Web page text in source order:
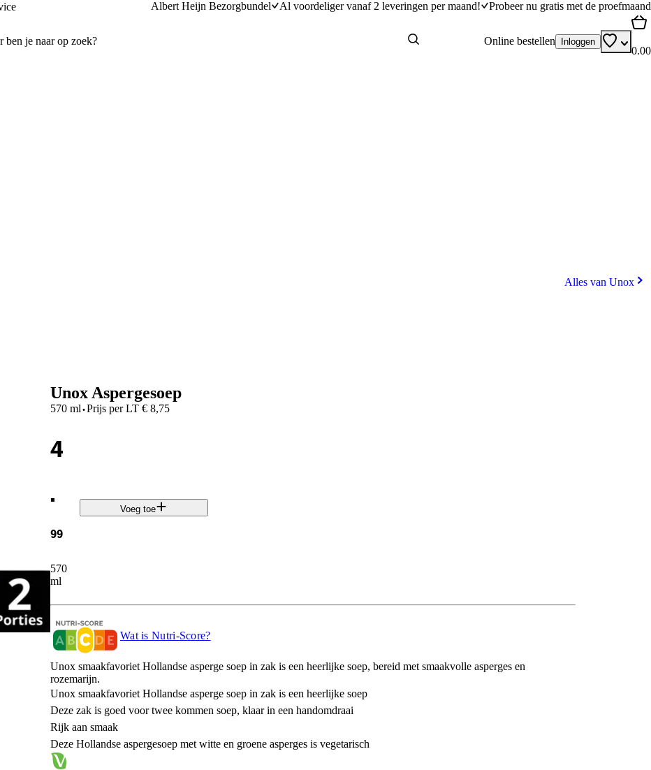
Albert Heijn Bezorgbundel Al voordeliger vanaf 2 leveringen per maand! Probeer nu gratis met de proefmaand
Online bestellen Inloggen
0.00
Alles van Unox
Unox Aspergesoep
570 ml·Prijs per LT€ 8,75
4
.
99
570
ml
Voeg toe
Wat is Nutri-Score?
Unox smaakfavoriet Hollandse asperge soep in zak is een heerlijke soep, bereid met smaakvolle asperges en
rozemarijn.
Unox smaakfavoriet Hollandse asperge soep in zak is een heerlijke soep
Deze zak is goed voor twee kommen soep, klaar in een handomdraai
Rijk aan smaak
Deze Hollandse aspergesoep met witte en groene asperges is vegetarisch